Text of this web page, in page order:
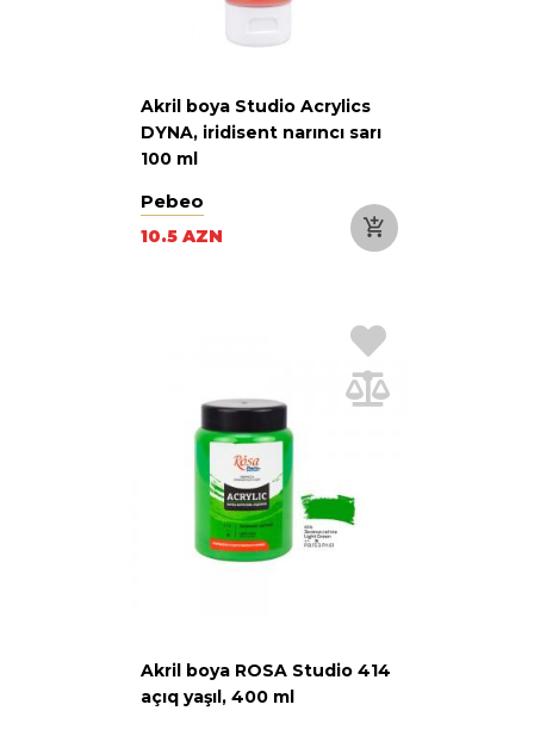
Akril boya Studio Acrylics
DYNA, iridisent narıncı sarı
100 ml
Pebeo
10.5 AZN
Akril boya ROSA Studio 414
açıq yaşıl, 400 ml